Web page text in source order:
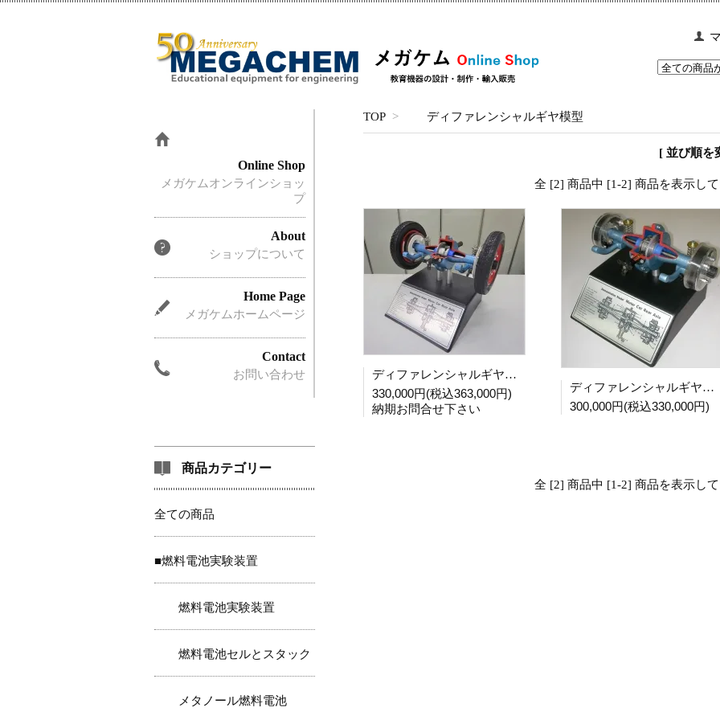
TOP > ディファレンシャルギヤ模型
[ 並び順を
全 [2] 商品中 [1-2] 商品を表示し
ディファレンシャルギヤ説明模型
330,000円(税込363,000円)
納期お問合せ下さい
ディファレンシャルギヤ説明模型
300,000円(税込330,000円)
全 [2] 商品中 [1-2] 商品を表示し
Online Shop
メガケムオンラインショッ
プ
About
ショップについて
Home Page
メガケムホームページ
Contact
お問い合わせ
商品カテゴリー
全ての商品
■燃料電池実験装置
燃料電池実験装置
燃料電池セルとスタック
メタノール燃料電池